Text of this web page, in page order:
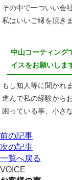
その中で一ついい会
私はいいご縁を頂き
中山コーティング
イスをお願いしま
もし知人等に聞かれ
進んで私の経験から
困っている事、小さ
前の記事
次の記事
一覧へ戻る
VOICE